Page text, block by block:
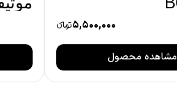
5,500,000تومانءء
مشاهده محصول